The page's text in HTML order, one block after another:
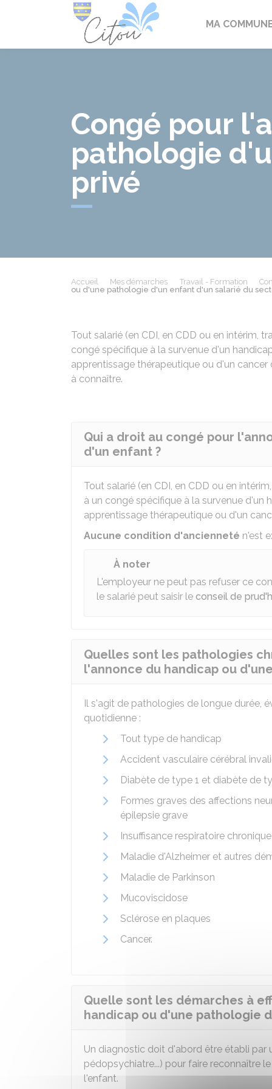
MA
Congé pour
pathologie
privé
Accueil Mes démarches Travail - Formation
ou d'une pathologie d'un enfant d'un salarié du
Tout salarié (en CDI, en CDD ou en intérim,
congé spécifique à la survenue d'un
apprentissage thérapeutique ou d'un
à connaître.
Qui a droit au congé pour
d'un enfant ?
Tout salarié (en CDI, en CDD ou en
à un congé spécifique à la survenue d'un
apprentissage thérapeutique ou d'un
Aucune condition d'ancienneté n'est
À noter
L'employeur ne peut pas refuser ce
le salarié peut saisir le conseil de
Quelles sont les pathologies
l'annonce du handicap ou
Il s'agit de pathologies de longue durée,
quotidienne :
Tout type de handicap
Accident vasculaire cérébral
Diabète de type 1 et diabète de
Formes graves des affections
épilepsie grave
Insuffisance respiratoire
Maladie d'Alzheimer et autres
Maladie de Parkinson
Mucoviscidose
Sclérose en plaques
Cancer.
Quelle sont les démarches à
handicap ou d'une pathologie
Un diagnostic doit d'abord être établi par
pédopsychiatre...) pour faire reconnaître
l'enfant.